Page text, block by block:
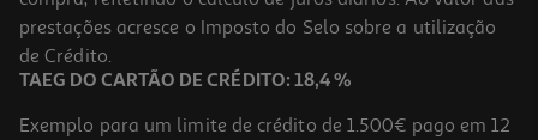
prestações acresce o Imposto do Selo sobre a utilização
de Crédito.
TAEG DO CARTÃO DE CRÉDITO: 18,4 %
Exemplo para um limite de crédito de 1.500€ pago em 12